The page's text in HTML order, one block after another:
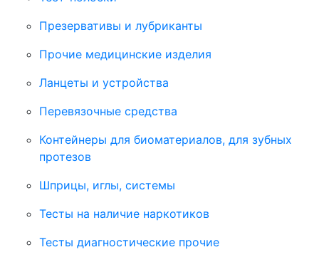
Презервативы и лубриканты
Прочие медицинские изделия
Ланцеты и устройства
Перевязочные средства
Контейнеры для биоматериалов, для зубных
протезов
Шприцы, иглы, системы
Тесты на наличие наркотиков
Тесты диагностические прочие